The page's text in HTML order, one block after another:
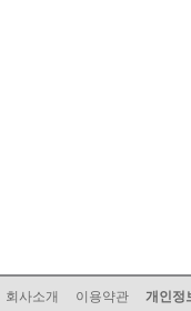
회사소개 이용약관 개인정